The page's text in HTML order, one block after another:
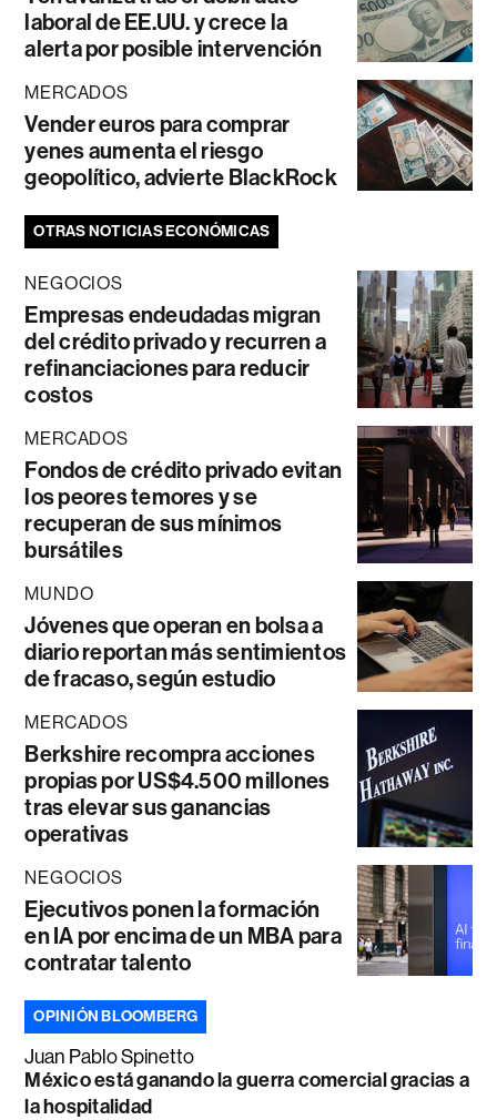
laboral de EE.UU. y crece la
alerta por posible intervención
MERCADOS
Vender euros para comprar
yenes aumenta el riesgo
geopolítico, advierte BlackRock
OTRAS NOTICIAS ECONÓMICAS
NEGOCIOS
Empresas endeudadas migran
del crédito privado y recurren a
refinanciaciones para reducir
costos
MERCADOS
Fondos de crédito privado evitan
los peores temores y se
recuperan de sus mínimos
bursátiles
MUNDO
Jóvenes que operan en bolsa a
diario reportan más sentimientos
de fracaso, según estudio
MERCADOS
Berkshire recompra acciones
propias por US$4.500 millones
tras elevar sus ganancias
operativas
NEGOCIOS
Ejecutivos ponen la formación
en IA por encima de un MBA para
contratar talento
OPINIÓN BLOOMBERG
Juan Pablo Spinetto
México está ganando la guerra comercial gracias a
la hospitalidad